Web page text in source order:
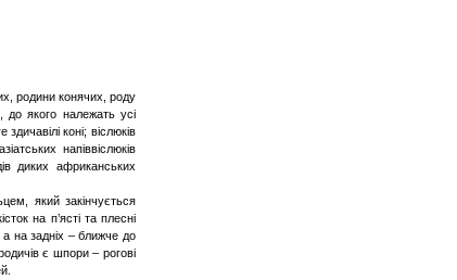
родини конячих, роду
до якого належать усі
коні; віслюків
напіввіслюків
диких африканських
який закінчується
на п’ясті та плесні
а на задніх – ближче до
одичівє шпори – рогові